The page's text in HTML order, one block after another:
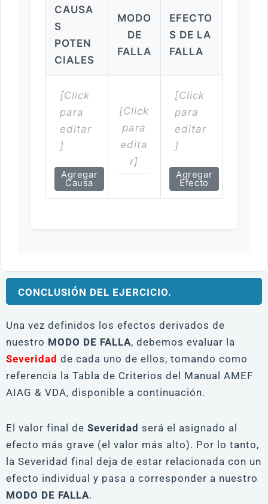
CAUSA
S
POTEN
CIALES
MODO
DE
FALLA
EFECTO
S DE LA
FALLA
Agregar
Causa
Agregar
Efecto
CONCLUSIÓN DEL EJERCICIO.
Una vez definidos los efectos derivados de
nuestro MODO DE FALLA, debemos evaluar la
Severidad de cada uno de ellos, tomando como
referencia la Tabla de Criterios del Manual AMEF
AIAG & VDA, disponible a continuación.
El valor final de Severidad será el asignado al
efecto más grave (el valor más alto). Por lo tanto,
la Severidad final deja de estar relacionada con un
efecto individual y pasa a corresponder a nuestro
MODO DE FALLA.